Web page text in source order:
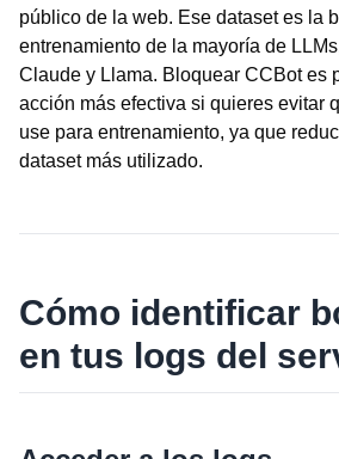
público de la web. Ese dataset es la
entrenamiento de la mayoría de
Claude y Llama. Bloquear CCBot es
acción más efectiva si quieres evitar
use para entrenamiento, ya que
dataset más utilizado.
Cómo identificar
en tus logs del